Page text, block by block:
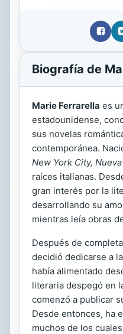
Biografía de
Marie Ferrarella es
estadounidense,
sus novelas
contemporánea.
New York City,
raíces italianas.
gran interés por la
desarrollando su
mientras leía obras
Después de
decidió dedicarse a
había alimentado
literaria despegó en
comenzó a publicar
Desde entonces, ha
muchos de los